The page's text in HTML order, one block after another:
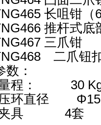
长咀钳（6
推杆式底
三爪钳
二爪钮
数：
程：
30
环直径
具 4套